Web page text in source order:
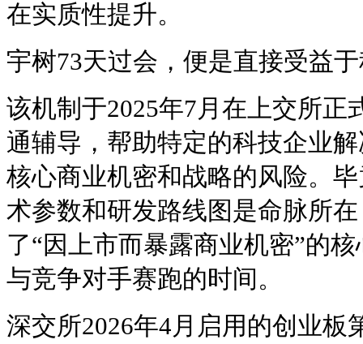
在实质性提升。
宇树73天过会，便是直接受益
该机制于2025年7月在上交所正
通辅导，帮助特定的科技企业
核心商业机密和战略的风险。
术参数和研发路线图是命脉所
了“因上市而暴露商业机密”的
与竞争对手赛跑的时间。
深交所2026年4月启用的创业板